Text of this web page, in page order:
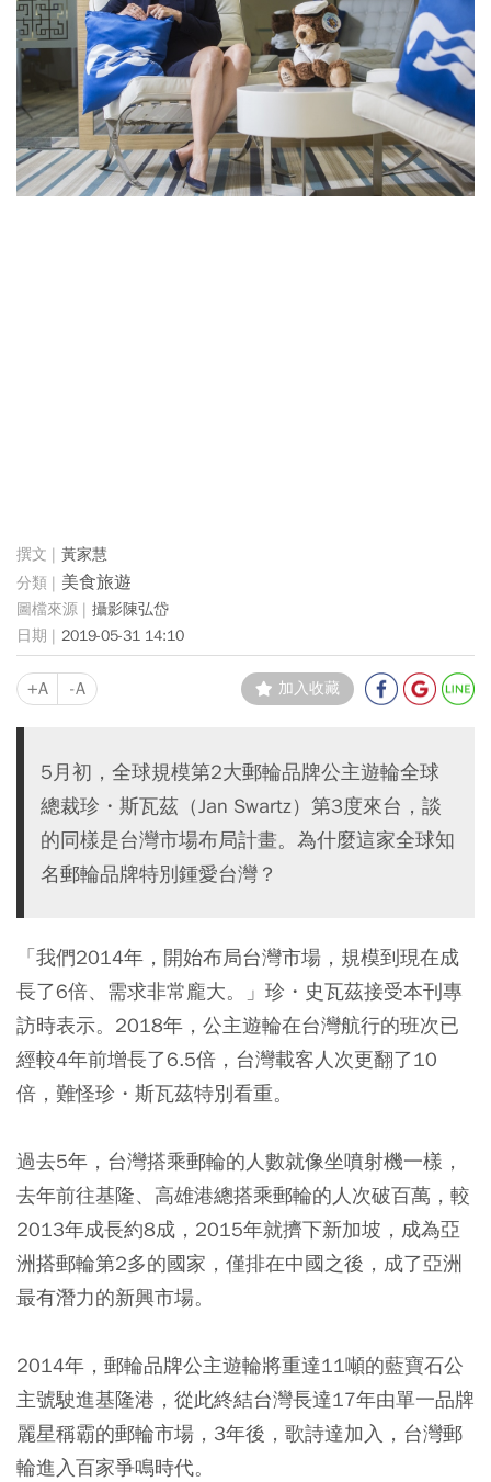
黃家慧
美食旅遊
攝影陳弘岱
2019-05-31 14:10
+A -A 加入收藏
5月初，全球規模第2大郵輪品牌公主遊輪全球
總裁珍・斯瓦茲（Jan Swartz）第3度來台，談
的同樣是台灣市場布局計畫。為什麼這家全球知
名郵輪品牌特別鍾愛台灣？
「我們2014年，開始布局台灣市場，規模到現在成
長了6倍、需求非常龐大。」珍・史瓦茲接受本刊專
訪時表示。2018年，公主遊輪在台灣航行的班次已
經較4年前增長了6.5倍，台灣載客人次更翻了10
倍，難怪珍・斯瓦茲特別看重。
過去5年，台灣搭乘郵輪的人數就像坐噴射機一樣，
去年前往基隆、高雄港總搭乘郵輪的人次破百萬，較
2013年成長約8成，2015年就擠下新加坡，成為亞
洲搭郵輪第2多的國家，僅排在中國之後，成了亞洲
最有潛力的新興市場。
2014年，郵輪品牌公主遊輪將重達11噸的藍寶石公
主號駛進基隆港，從此終結台灣長達17年由單一品牌
麗星稱霸的郵輪市場，3年後，歌詩達加入，台灣郵
輪進入百家爭鳴時代。